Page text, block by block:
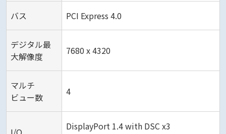
バス PCI Express 4.0
デジタル最
大解像度
7680 x 4320
マルチ
ビュー数
4
DisplayPort 1.4 with DSC x3